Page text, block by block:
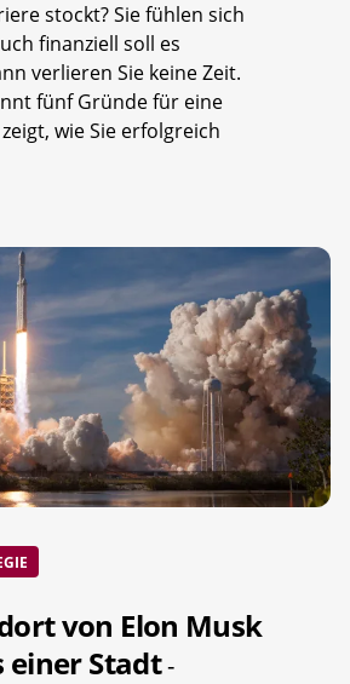
stockt? Sie fühlen sich
finanziell soll es
verlieren Sie keine Zeit.
fünf Gründe für eine
wie Sie erfolgreich
von Elon Musk
einer Stadt-